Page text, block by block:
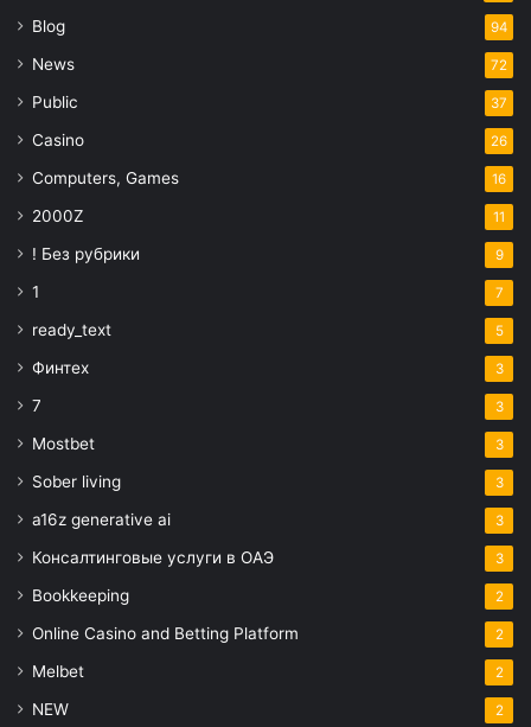
Blog 94
News 72
Public 37
Casino 26
Computers, Games 16
2000Z 11
! Без рубрики 9
1 7
ready_text 5
Финтех 3
7 3
Mostbet 3
Sober living 3
a16z generative ai 3
Консалтинговые услуги в ОАЭ 3
Bookkeeping 2
Online Casino and Betting Platform 2
Melbet 2
NEW 2